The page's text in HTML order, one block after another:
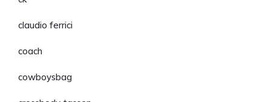
claudio ferrici
coach
cowboysbag